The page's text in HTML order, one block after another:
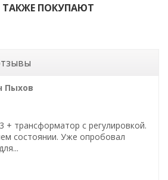
ПОКУПАЮТ
Пыхов
+ трансформатор с регулировкой.
состоянии. Уже опробовал